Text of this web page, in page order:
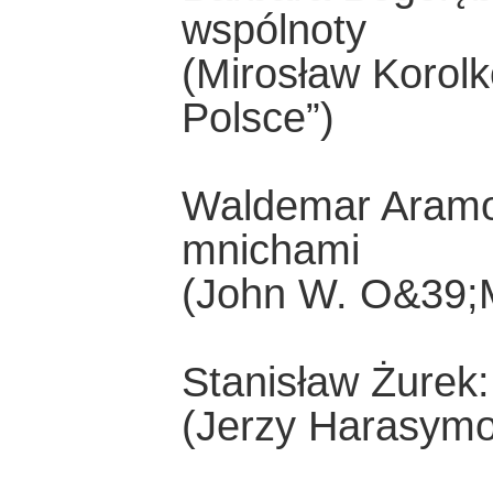
wspólnoty
(Mirosław
Polsce”)
Waldemar
mnichami
(John W.
Stanisław
(Jerzy